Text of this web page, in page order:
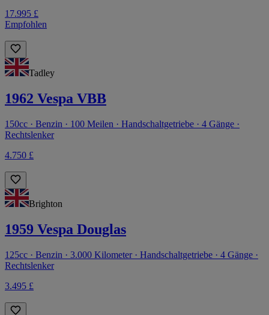
17.995 £
Empfohlen
Tadley
1962 Vespa VBB
150cc · Benzin · 100 Meilen · Handschaltgetriebe · 4 Gänge ·
Rechtslenker
4.750 £
Brighton
1959 Vespa Douglas
125cc · Benzin · 3.000 Kilometer · Handschaltgetriebe · 4 Gänge ·
Rechtslenker
3.495 £